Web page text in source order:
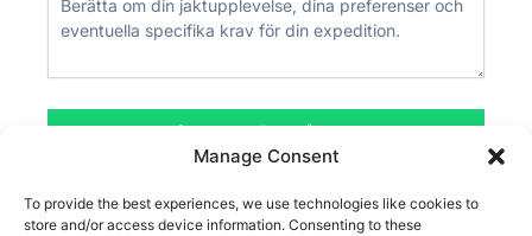
Manage Consent
To provide the best experiences, we use technologies like cookies to
store and/or access device information. Consenting to these
Skicka förfrågan
Genom att skicka in detta formulär godkänner du våra villkor och vår